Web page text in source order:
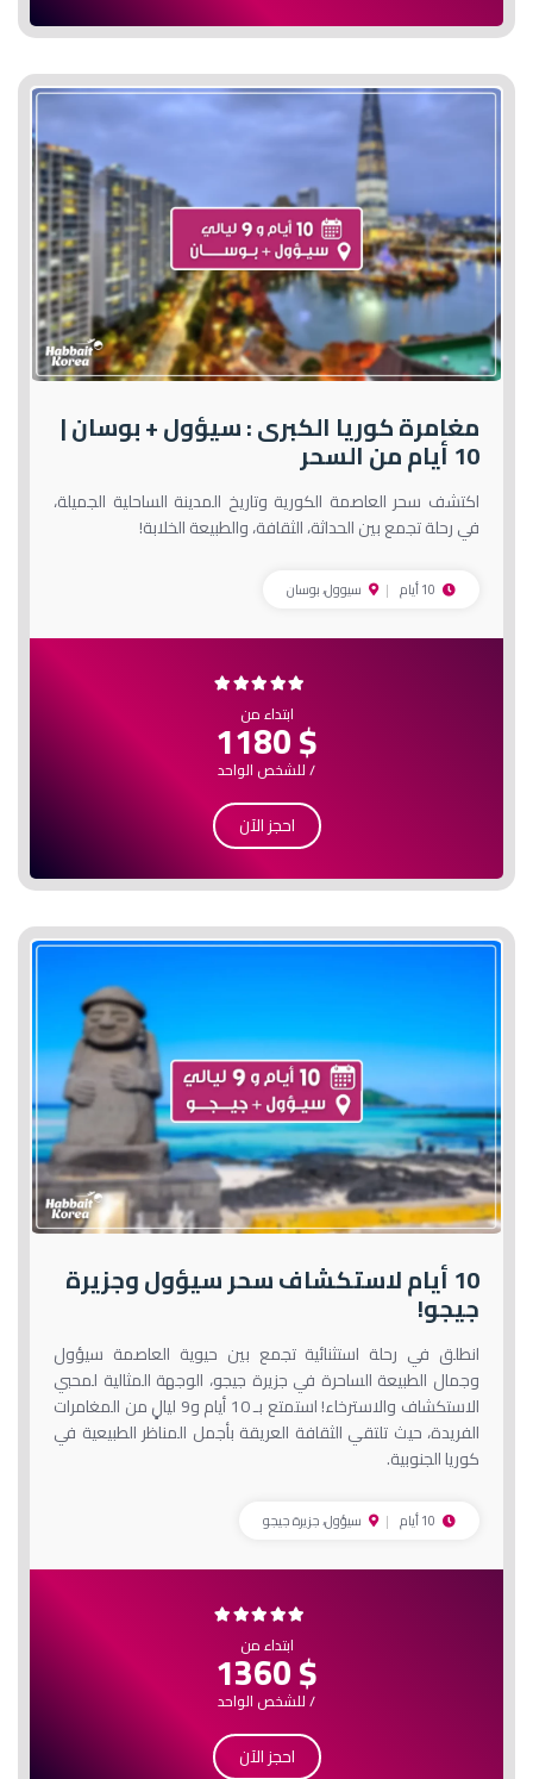
مغامرة كوريا الكبرى : سيؤول + بوسان |
10 أيام من السحر
اكتشف سحر العاصمة الكورية وتاريخ المدينة الساحلية الجميلة،
في رحلة تجمع بين الحداثة، الثقافة، والطبيعة الخلابة!
سيوول، بوسان
ابتداء من $ 1180
/ للشخص الواحد
احجز الآن
10 أيام لاستكشاف سحر سيؤول وجزيرة
جيجو!
انطلق في رحلة استثنائية تجمع بين حيوية العاصمة سيؤول
وجمال الطبيعة الساحرة في جزيرة جيجو، الوجهة المثالية لمحبي
الاستكشاف والاسترخاء! استمتع بـ 10 أيام و9 ليالٍ من المغامرات
الفريدة، حيث تلتقي الثقافة العريقة بأجمل المناظر الطبيعية في
كوريا الجنوبية.
سيؤول، جزيرة جيجو
ابتداء من $ 1360
/ للشخص الواحد
احجز الآن